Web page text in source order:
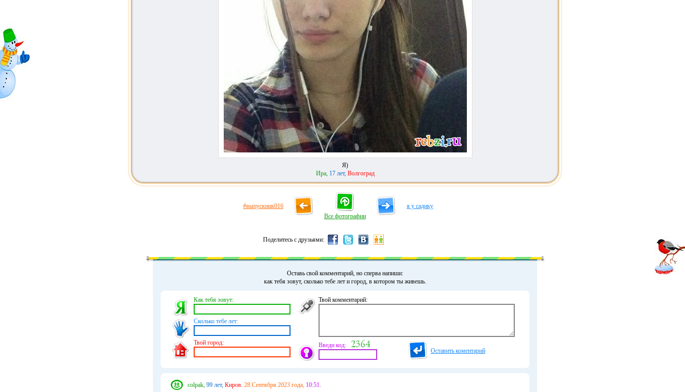
Я)
Ира, 17 лет, Волгоград
#выпускник016
Все фотографии
я у садику
Поделитесь с друзьями:
Оставь свой комментарий, но сперва напиши:
как тебя зовут, сколько тебе лет и город, в котором ты живешь.
Как тебя зовут:
Сколько тебе лет:
Твой город:
Твой комментарий:
Введи код:
Оставить коментарий
colpak, 99 лет, Киров. 28 Сентября 2023 года, 10:51.